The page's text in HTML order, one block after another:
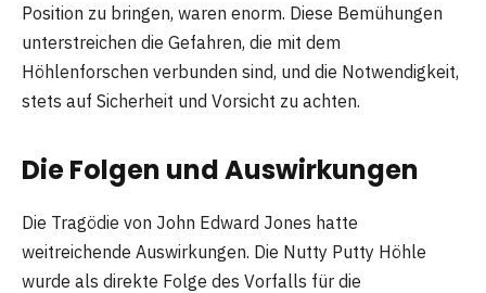
Position zu bringen, waren enorm. Diese Bemühungen
unterstreichen die Gefahren, die mit dem
Höhlenforschen verbunden sind, und die Notwendigkeit,
stets auf Sicherheit und Vorsicht zu achten.
Die Folgen und Auswirkungen
Die Tragödie von John Edward Jones hatte
weitreichende Auswirkungen. Die Nutty Putty Höhle
wurde als direkte Folge des Vorfalls für die